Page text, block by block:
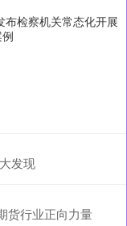
布检察机关常态化开展
发现
货行业正向力量